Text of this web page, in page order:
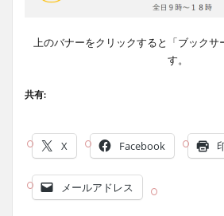
上のバナーをクリックすると「ブックサ
す。
共有:
X Facebook
メールアドレス